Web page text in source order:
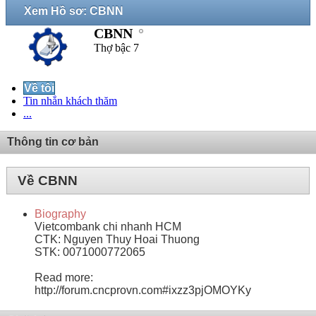
Xem Hồ sơ: CBNN
CBNN
Thợ bậc 7
Về tôi
Tin nhắn khách thăm
...
Thông tin cơ bản
Về CBNN
Biography
Vietcombank chi nhanh HCM
CTK: Nguyen Thuy Hoai Thuong
STK: 0071000772065
Read more:
http://forum.cncprovn.com#ixzz3pjOMOYKy